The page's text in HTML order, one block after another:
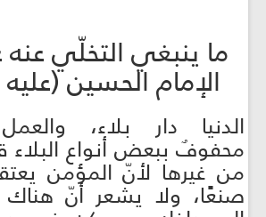
ما ينبغي التخلّي
الإمام الحسين
الدنيا دار بلاء،
محفوفٌ ببعض أنواع البلاء
من غيرها لأنّ المؤمن
صنعًا، ولا يشعر أنّ